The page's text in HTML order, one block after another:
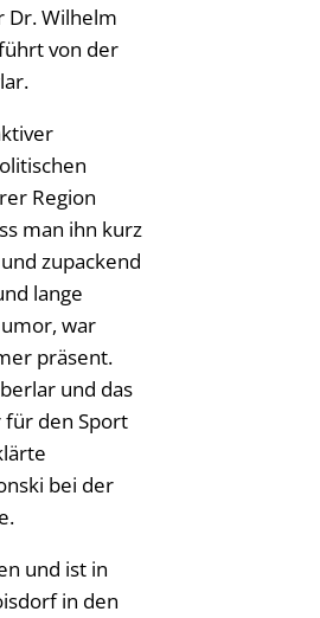
Dr. Wilhelm
von der
Region
man ihn kurz
zupackend
lange
war
präsent.
und das
für den Sport
bei der
und ist in
in den